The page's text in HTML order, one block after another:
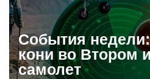
События
кони во Втором
самолет